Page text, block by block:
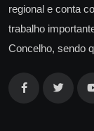
regional e conta
trabalho
Concelho, sendo